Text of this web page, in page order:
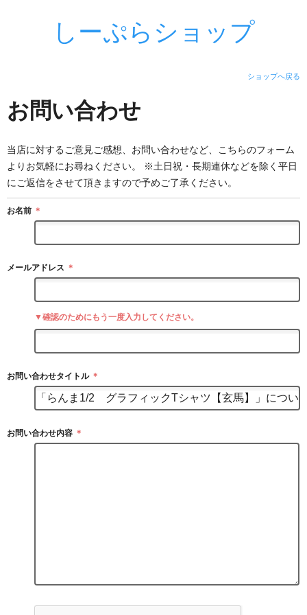
しーぷらショップ
ショップへ戻る
お問い合わせ
当店に対するご意見ご感想、お問い合わせなど、こちらのフォーム
よりお気軽にお尋ねください。 ※土日祝・長期連休などを除く平日
にご返信をさせて頂きますので予めご了承ください。
お名前 ＊
メールアドレス ＊
▼確認のためにもう一度入力してください。
お問い合わせタイトル ＊
お問い合わせ内容 ＊